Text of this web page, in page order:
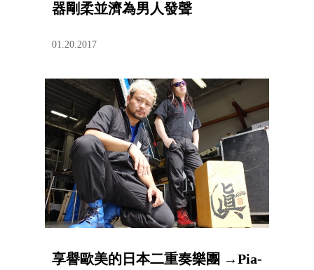
器剛柔並濟為男人發聲
01.20.2017
享譽歐美的日本二重奏樂團 →Pia-